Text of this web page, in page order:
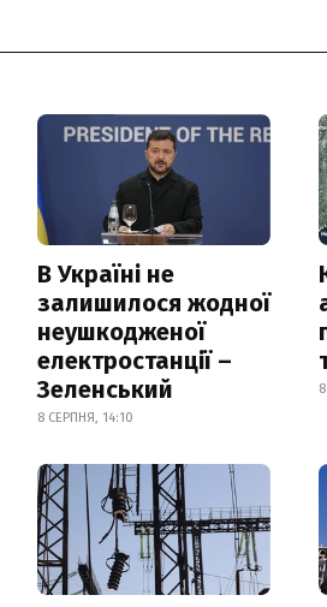
В Україні не
залишилося жодної
неушкодженої
електростанції –
Зеленський
8 СЕРПНЯ, 14:10